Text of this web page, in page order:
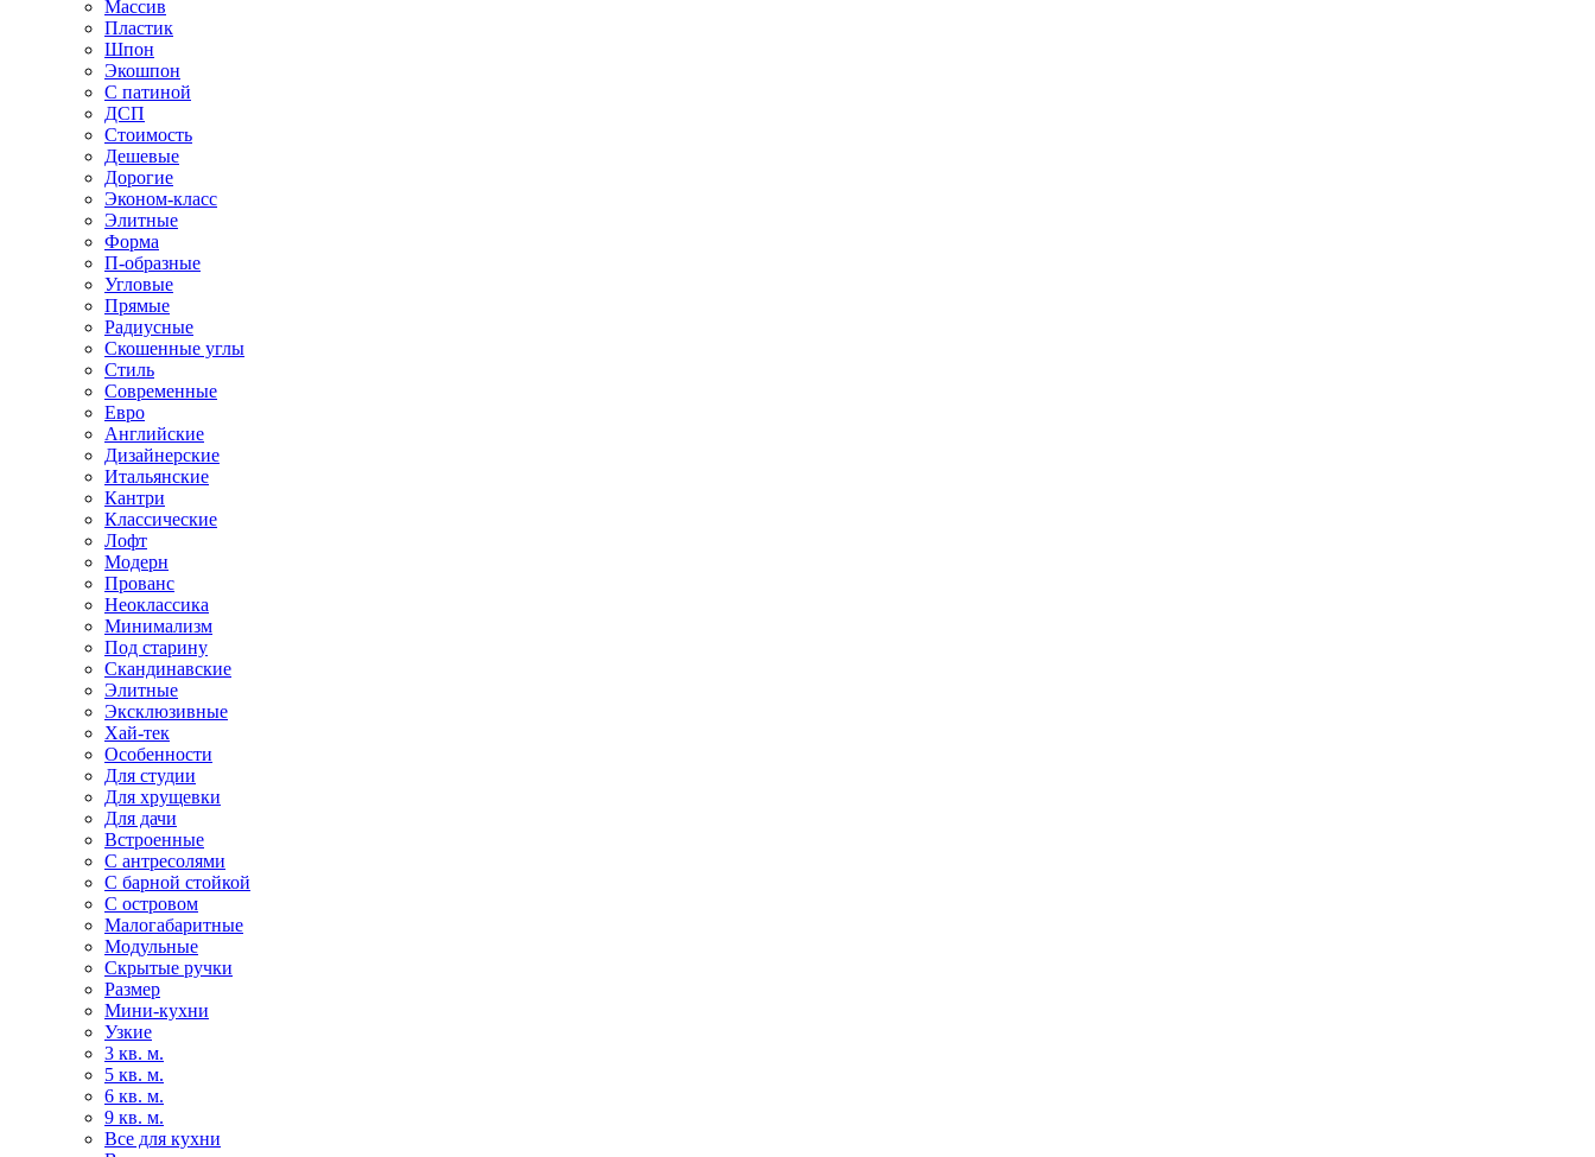
Массив
Пластик
Шпон
Экошпон
С патиной
ДСП
Стоимость
Дешевые
Дорогие
Эконом-класс
Элитные
Форма
П-образные
Угловые
Прямые
Радиусные
Скошенные углы
Стиль
Современные
Евро
Английские
Дизайнерские
Итальянские
Кантри
Классические
Лофт
Модерн
Прованс
Неоклассика
Минимализм
Под старину
Скандинавские
Элитные
Эксклюзивные
Хай-тек
Особенности
Для студии
Для хрущевки
Для дачи
Встроенные
С антресолями
С барной стойкой
С островом
Малогабаритные
Модульные
Скрытые ручки
Размер
Мини-кухни
Узкие
3 кв. м.
5 кв. м.
6 кв. м.
9 кв. м.
Все для кухни